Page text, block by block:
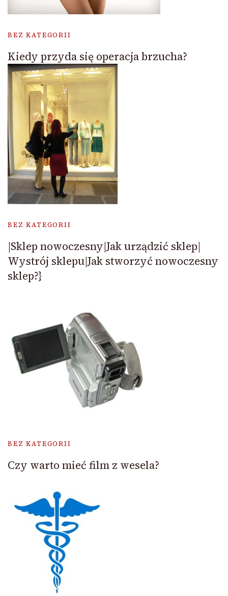
BEZ KATEGORII
Kiedy przyda się operacja brzucha?
BEZ KATEGORII
|Sklep nowoczesny|Jak urządzić sklep|
Wystrój sklepu|Jak stworzyć nowoczesny
sklep?}
BEZ KATEGORII
Czy warto mieć film z wesela?